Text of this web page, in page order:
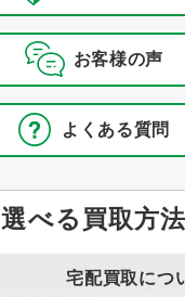
お客様の声
よくある質問
選べる買取方法
宅配買取につ